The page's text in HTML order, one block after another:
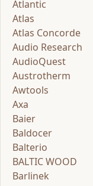
Atlantic
Atlas
Atlas Concorde
Audio Research
AudioQuest
Austrotherm
Awtools
Axa
Baier
Baldocer
Balterio
BALTIC WOOD
Barlinek